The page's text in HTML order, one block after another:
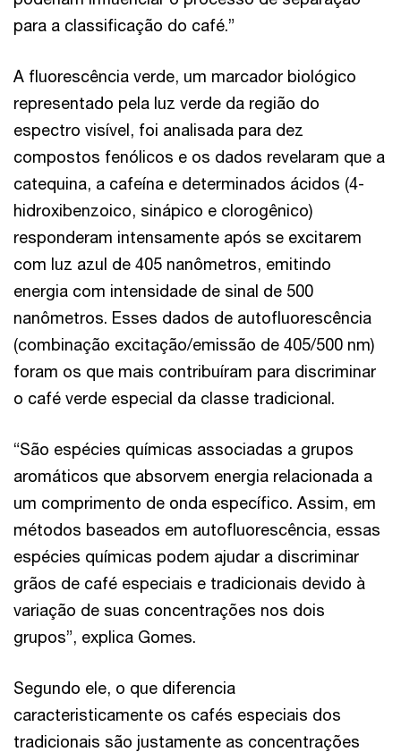
para a classificação do café.”
A fluorescência verde, um marcador biológico
representado pela luz verde da região do
espectro visível, foi analisada para dez
compostos fenólicos e os dados revelaram que a
catequina, a cafeína e determinados ácidos (4-
hidroxibenzoico, sinápico e clorogênico)
responderam intensamente após se excitarem
com luz azul de 405 nanômetros, emitindo
energia com intensidade de sinal de 500
nanômetros. Esses dados de autofluorescência
(combinação excitação/emissão de 405/500 nm)
foram os que mais contribuíram para discriminar
o café verde especial da classe tradicional.
“São espécies químicas associadas a grupos
aromáticos que absorvem energia relacionada a
um comprimento de onda específico. Assim, em
métodos baseados em autofluorescência, essas
espécies químicas podem ajudar a discriminar
grãos de café especiais e tradicionais devido à
variação de suas concentrações nos dois
grupos”, explica Gomes.
Segundo ele, o que diferencia
caracteristicamente os cafés especiais dos
tradicionais são justamente as concentrações